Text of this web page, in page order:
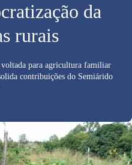
da
rurais
para agricultura familiar
contribuições do Semiárido